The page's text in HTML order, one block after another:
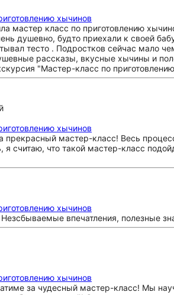
хычинов
мастер класс по приготовлению
душевно, будто приехали к своей
тесто . Подростков сейчас мало
рассказы, вкусные хычины и
хычинов
прекрасный мастер-класс! Весь
я считаю, что такой мастер-класс
хычинов
впечатления, полезные
хычинов
за чудесный мастер-класс! Мы